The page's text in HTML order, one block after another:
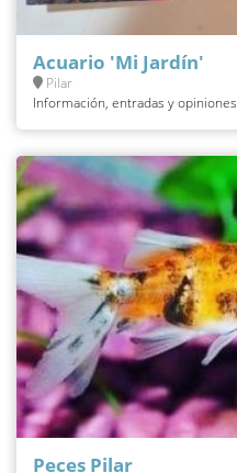
Acuario 'Mi Jardín'
Pilar
Información, entradas y opiniones
Peces Pilar